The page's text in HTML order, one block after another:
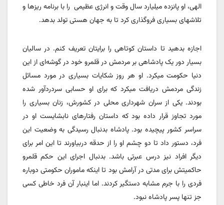
الهی، او پانزده میلیارد سال وقت و انرژی عظیمی را با برنامه ریزها و
تلاشهای بسیاری فروگذاری کرد تا به جهان هستی تولد بدهد.
اجازه بدهید تا داستان کوتاهی را برایتان تعریف کنم. در سالیان
بسیار دور یک پادشاهی بر مردمش در قلمرو خود در گوشه‌ای از این
دنیا حکومت میکرد. او هر روز شکایات بسیاری در مورد مسائل
زندگی مردمش دریافت میکرد که برای او حسابی سردردآور شده
بودند. یکی از سران شهرداری محلی در کشورش، زنان بسیاری را
مورد تجاوز قرار داده بود که داستان رفتارهای نابشایست او در
سراسر کشور پیچیده بود. پادشاه بدنبال رسیدگی به وضعیت این
فرد، دستور داد تا دو چشم او را از حدقه دربیاورند تا این امر برای
دیگر افراد نیز درس عبرتی باشد. بدنبال اجرای این حکم قلمرو
حاکمیتش برای مدتی در آرامش بود تا اینکه ماموران حکومتی دوباره
فردی را با جرم مشابه دستگیر کردند. اما اینبار آن فرد خاطی کسی
جز تنها پسر پادشاه نبود.